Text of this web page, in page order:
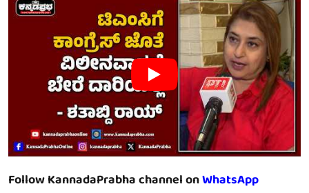
Follow KannadaPrabha channel onWhatsApp